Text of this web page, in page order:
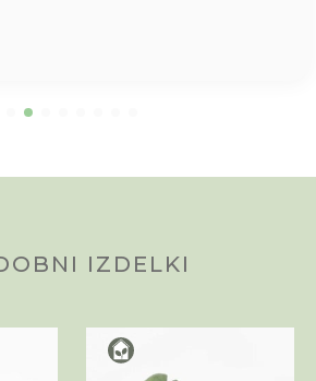
IZDELKI